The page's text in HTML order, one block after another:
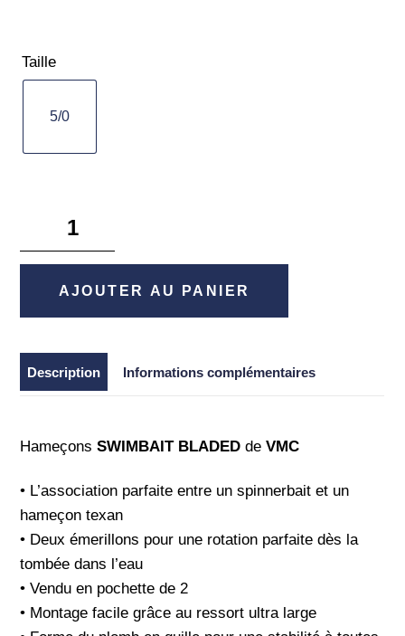
Taille
5/0
quantité
Swimbait
Bladed
-
AJOUTER AU PANIER
Description Informations complémentaires
HameçonsSWIMBAIT BLADED deVMC
• L’association parfaite entre un spinnerbait et un
hameçon texan
• Deux émerillons pour une rotation parfaite dès la
tombée dans l’eau
• Vendu en pochette de 2
• Montage facile grâce au ressort ultra large